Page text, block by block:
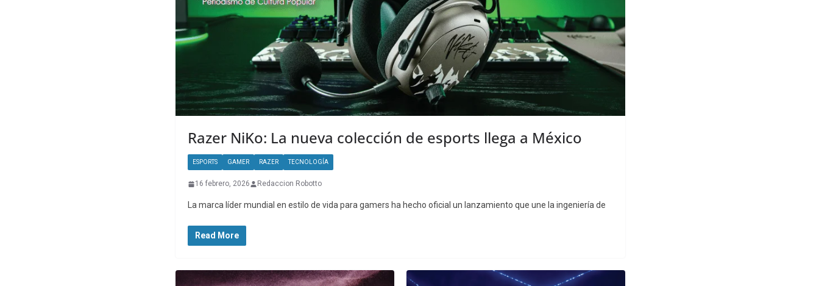
Razer NiKo: La nueva colección de esports llega a México
ESPORTS GAMER RAZER TECNOLOGÍA
16 febrero, 2026 Redaccion Robotto
La marca líder mundial en estilo de vida para gamers ha hecho oficial un lanzamiento que une la ingeniería de
Read More